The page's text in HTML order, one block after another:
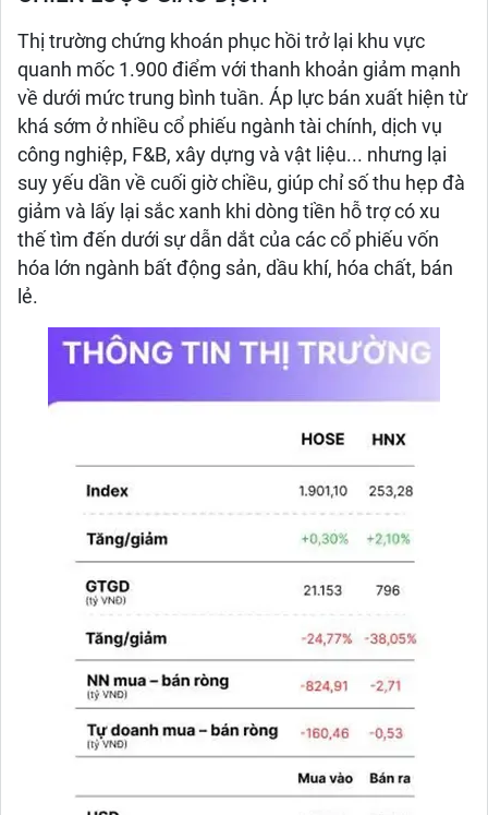
Thị trường chứng khoán phục hồi trở lại khu vực
quanh mốc 1.900 điểm với thanh khoản giảm mạnh
về dưới mức trung bình tuần. Áp lực bán xuất hiện từ
khá sớm ở nhiều cổ phiếu ngành tài chính, dịch vụ
công nghiệp, F&B, xây dựng và vật liệu... nhưng lại
suy yếu dần về cuối giờ chiều, giúp chỉ số thu hẹp đà
giảm và lấy lại sắc xanh khi dòng tiền hỗ trợ có xu
thế tìm đến dưới sự dẫn dắt của các cổ phiếu vốn
hóa lớn ngành bất động sản, dầu khí, hóa chất, bán
lẻ.